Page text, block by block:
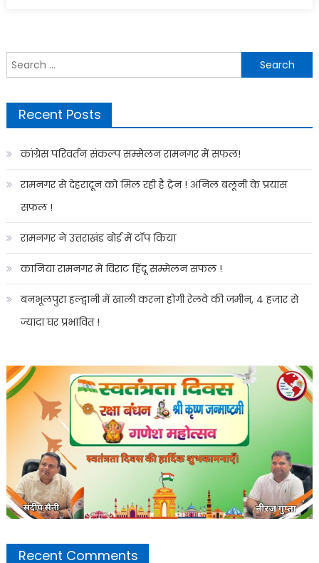
Search
for:
Recent Posts
कांग्रेस परिवर्तन संकल्प सम्मेलन रामनगर में सफल!
रामनगर से देहरादून को मिल रही है ट्रेन ! अनिल बलूनी के प्रयास
सफल !
रामनगर ने उत्तराखंड बोर्ड में टॉप किया
कानिया रामनगर में विराट हिंदू सम्मेलन सफल !
बनभूलपुरा हल्द्वानी में खाली करना होगी रेलवे की जमीन, 4 हजार से
ज्यादा घर प्रभावित !
Recent Comments